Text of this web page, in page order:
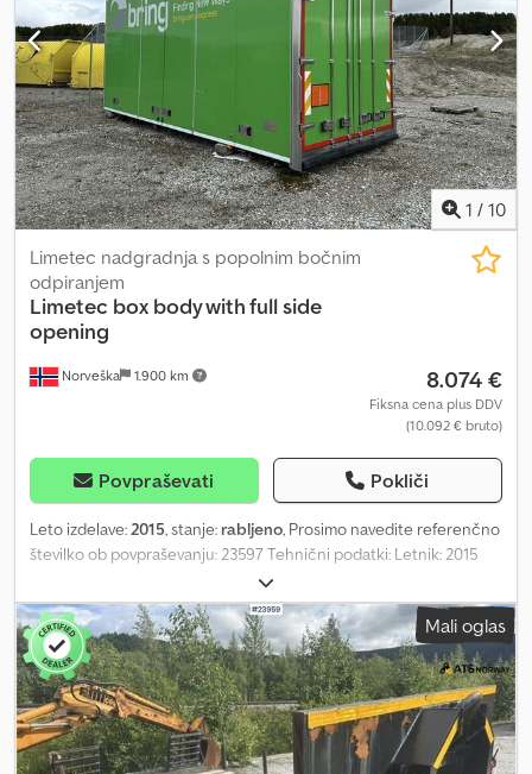
1 / 10
Norveška 1.900 km
Limetec nadgradnja s popolnim bočnim
odpiranjem
Limetec box body with full side
opening
8.074 €
Fiksna cena plus DDV
(10.092 € bruto)
Povpraševati Pokliči
Leto izdelave:2015, stanje: rabljeno, Prosimo navedite referenčno
številko ob povpraševanju: 23597 Tehnični podatki: Letnik: 2015
Notranja dolžina: cca 6,4 m Notranja višina: cca 3,0 m Notranja
širina: cca 2,4 m Za 16 palet Takoj na voljo Opis: Limetec kesonska
nadgradnja s popolnim stranskim odpiranjem. Nadgradnja je v
dobrem stanju. Takoj na voljo. Lastna masa: 1 Model: skap m/ full
sideåpning Djdpfozqk Dxjx Abgjkr = Dodatne informacije = Namen
uporabe: Prevoz blaga Za več informacij kontaktirajte ATS Norway.
Mali oglas